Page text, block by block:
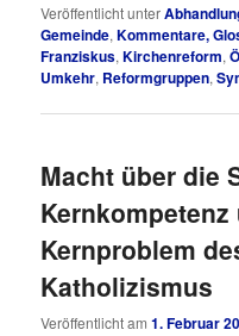
Veröffentlicht unter
Gemeinde,Kommentare,
Franziskus,Kirchenreform,
Umkehr, Reformgruppen,
Macht über die
Kernkompetenz
Kernproblem
Katholizismus
Veröffentlicht am1. Februar